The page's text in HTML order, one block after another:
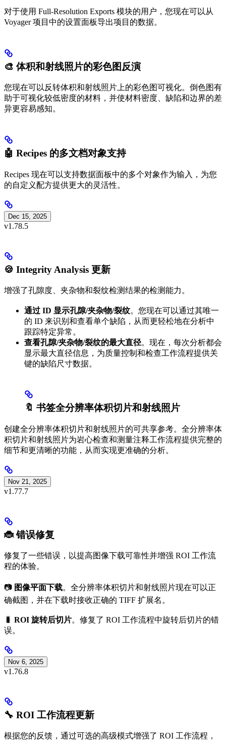
对于使用 Full-Resolution Exports 模块的用户，您现在可以从
Voyager 项目中的设置面板导出项目的数据。
🎨 体积和射线照片的彩色图反演
您现在可以反转体积和射线照片上的彩色图可视化。倒色图有
助于可视化较低密度的材料，并使材料密度、缺陷和边界的差
异更容易感知。
🤖 Recipes 的多文档对象支持
Recipes 现在可以支持数据面板中的多个对象作为输入，为您
的自定义配方提供更大的灵活性。
Dec 15, 2025
v1.78.5
🍪 Integrity Analysis 更新
增强了孔隙度、夹杂物和裂纹检测结果的检测能力。
通过 ID 显示孔隙/夹杂物/裂纹。您现在可以通过其唯一
的 ID 来识别和查看单个缺陷，从而更轻松地在分析中
跟踪特定异常。
查看孔隙/夹杂物/裂纹的最大直径。现在，每次分析都会
显示最大直径信息，为质量控制和检查工作流程提供关
键的缺陷尺寸数据。
🔖 书签全分辨率体积切片和射线照片
创建全分辨率体积切片和射线照片的可共享参考。全分辨率体
积切片和射线照片为岩心检查和测量注释工作流程提供完整的
细节和更清晰的功能，从而实现更准确的分析。
Nov 21, 2025
v1.77.7
🐞 错误修复
修复了一些错误，以提高图像下载可靠性并增强 ROI 工作流
程的体验。
📷 图像平面下载。全分辨率体积切片和射线照片现在可以正
确截图，并在下载时接收正确的 TIFF 扩展名。
🐛 ROI 旋转后切片。修复了 ROI 工作流程中旋转后切片的错
误。
Nov 6, 2025
v1.76.8
🔧 ROI 工作流程更新
根据您的反馈，通过可选的高级模式增强了 ROI 工作流程，